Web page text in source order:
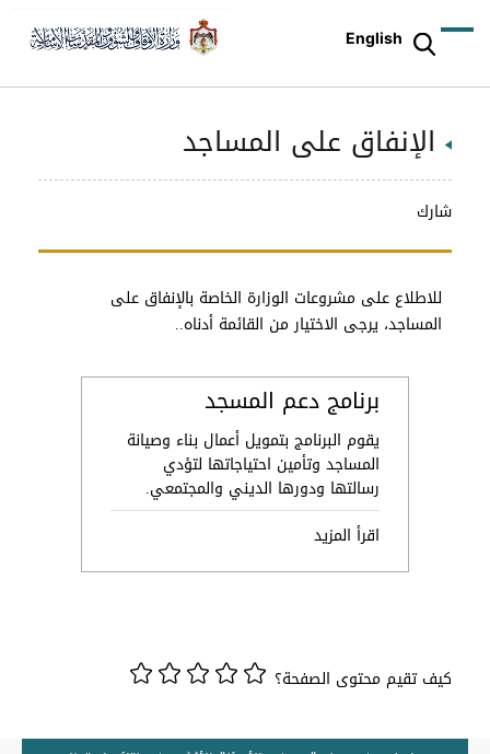
English
الإنفاق على المساجد
شارك
للاطلاع على مشروعات الوزارة الخاصة بالإنفاق على
المساجد، يرجى الاختيار من القائمة أدناه..
برنامج دعم المسجد
يقوم البرنامج بتمويل أعمال بناء وصيانة
المساجد وتأمين احتياجاتها لتؤدي
رسالتها ودورها الديني والمجتمعي.
اقرأ المزيد
كيف تقيم محتوى الصفحة؟